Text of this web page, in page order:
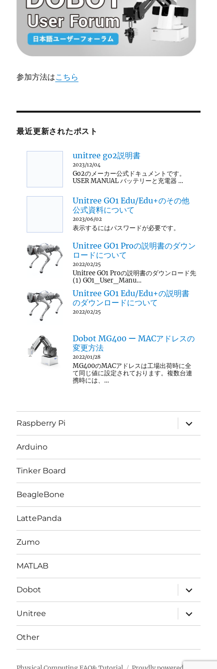
参加方法はこちら
最近更新されたポスト
unitree go2説明書
2023/12/04
Go2のメーカー公式ドキュメントです。
USER MANUAL バッテリーと充電器 …
Unitree GO1 Edu/Edu+のその他
公式資料について
2023/06/02
表示するにはパスワードが必要です。
Unitree GO1 Proの説明書のダウン
ロードについて
2022/02/25
Unitree GO1 Proの説明書のダウンロード先
(1) GO1_User_Manu…
Unitree GO1 Edu/Edu+の説明書
のダウンロードについて
2022/02/25
Dobot MG400 ー MACアドレスの
変更方法
2022/01/28
MG400のMACアドレスは工場出荷時に全
て同じ値に設定されております。複数台連
携時には、…
Raspberry Pi
サ
ブ
メ
ー
開
Arduino
Tinker Board
BeagleBone
LattePanda
Zumo
MATLAB
Dobot
サ
ブ
メ
ニ
ュ
ー
開
Unitree
サ
ブ
メ
ー
展
Other